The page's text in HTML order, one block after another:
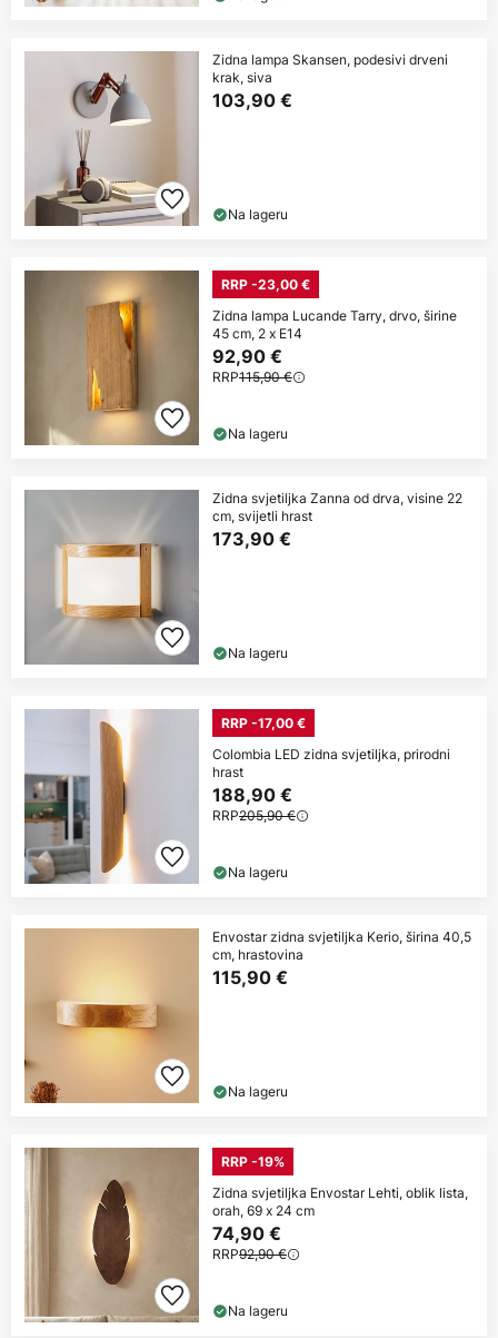
Zidna lampa Skansen, podesivi drveni
krak, siva
103,90 €
Na lageru
RRP -23,00 €
Zidna lampa Lucande Tarry, drvo, širine
45 cm, 2 x E14
92,90 €
RRP115,90 €
Na lageru
Zidna svjetiljka Zanna od drva, visine 22
cm, svijetli hrast
173,90 €
Na lageru
RRP -17,00 €
Colombia LED zidna svjetiljka, prirodni
hrast
188,90 €
RRP205,90 €
Na lageru
Envostar zidna svjetiljka Kerio, širina 40,5
cm, hrastovina
115,90 €
Na lageru
RRP -19%
Zidna svjetiljka Envostar Lehti, oblik lista,
orah, 69 x 24 cm
74,90 €
RRP92,90 €
Na lageru